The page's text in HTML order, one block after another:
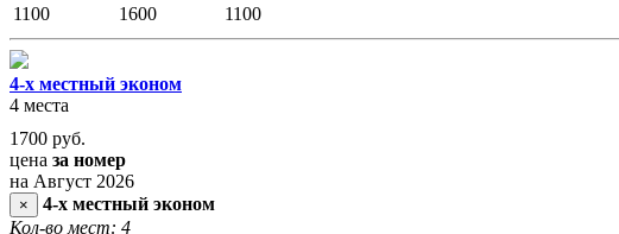
1100
1600 1100
4-х местный эконом
4 места
1700 руб.
цена за номер
на Август 2026
×
4-х местный эконом
Кол-во мест: 4